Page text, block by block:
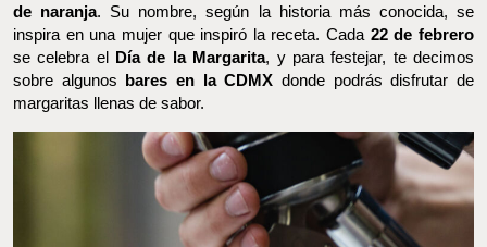
de naranja. Su nombre, según la historia más conocida, se inspira
en una mujer que inspiró la receta. Cada22 de febrerose
celebra elDía de la Margarita, y para festejar, te decimos sobre
algunosbares en la CDMX donde podrás disfrutar de margaritas
llenas de sabor.